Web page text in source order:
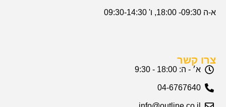
א-ה 09:30- 18:00, ו' 09:30-14:30
צרו קשר
א׳ - ה: 18:00 - 9:30
04-6767640